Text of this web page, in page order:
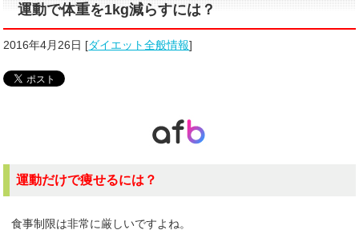
運動で体重を1kg減らすには？
2016年4月26日 [ダイエット全般情報]
運動だけで痩せるには？
食事制限は非常に厳しいですよね。